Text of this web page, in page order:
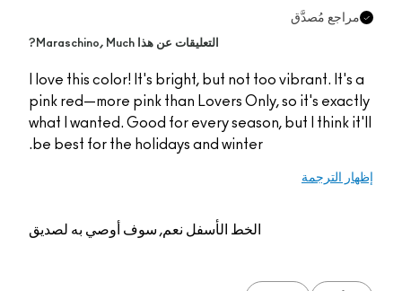
مُصدَّق
التعليقات عن هذا Maraschino, Much?
I love this color! It's bright, but not too vibrant.
pink red—more pink than Lovers Only, so it's
what I wanted. Good for every season, but I
be best for the holidays and winter.
الترجمة
الخط الأسفلنعم, سوف أوصي به لصديق